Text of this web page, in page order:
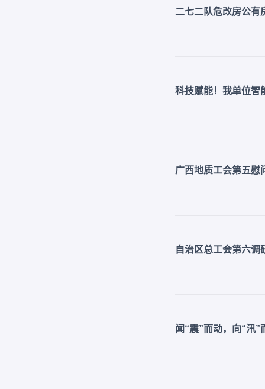
二七二队危改房公有
科技赋能！我单位智
广西地质工会第五慰
自治区总工会第六调
闻“震”而动，向“汛